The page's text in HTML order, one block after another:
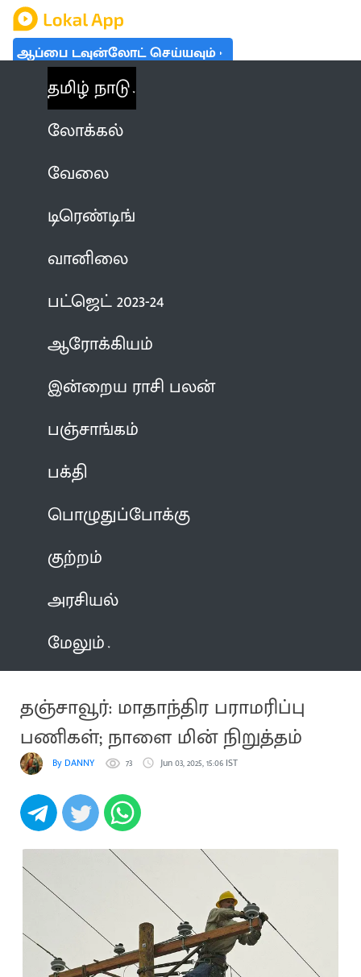
ஆப்பை டவுன்லோட் செய்யவும்
தமிழ் நாடு
லோக்கல்
வேலை
டிரெண்டிங்
வானிலை
பட்ஜெட் 2023-24
ஆரோக்கியம்
இன்றைய ராசி பலன்
பஞ்சாங்கம்
பக்தி
பொழுதுப்போக்கு
குற்றம்
அரசியல்
மேலும்
தஞ்சாவூர்: மாதாந்திர பராமரிப்பு
பணிகள்; நாளை மின் நிறுத்தம்
By DANNY 73 Jun 03, 2025, 15:06 IST